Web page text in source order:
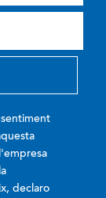
declaro